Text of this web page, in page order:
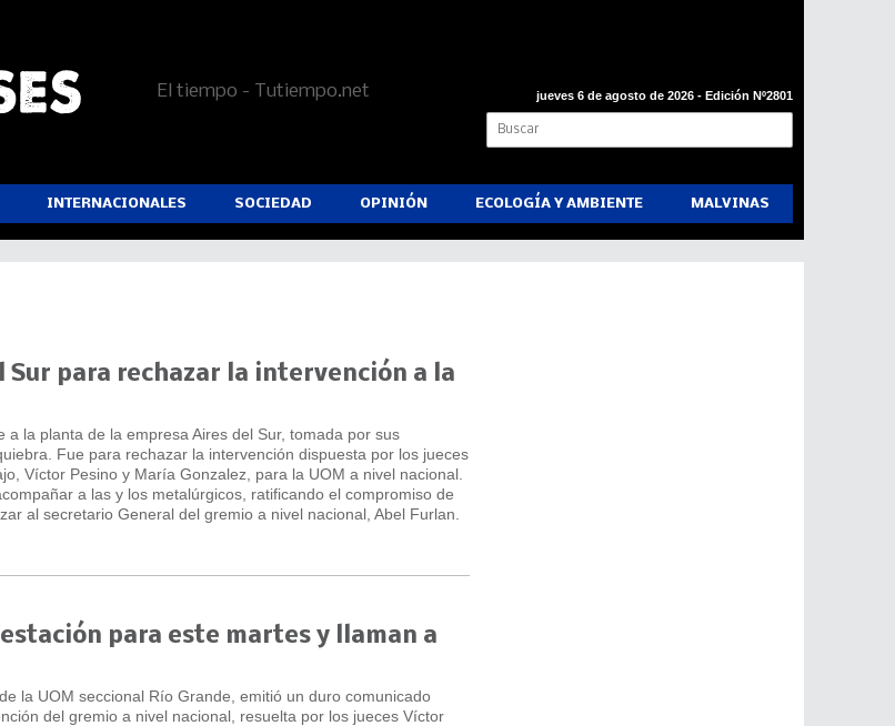
El tiempo - Tutiempo.net jueves 6 de agosto de 2026 - Edición Nº2801
INTERNACIONALES SOCIEDAD OPINIÓN ECOLOGÍA Y AMBIENTE MALVINAS
Sur para rechazar la intervención a la
la planta de la empresa Aires del Sur, tomada por sus
Fue para rechazar la intervención dispuesta por los jueces
Víctor Pesino y María Gonzalez, para la UOM a nivel nacional.
a las y los metalúrgicos, ratificando el compromiso de
al secretario General del gremio a nivel nacional, Abel Furlan.
para este martes y llaman a
la UOM seccional Río Grande, emitió un duro comunicado
del gremio a nivel nacional, resuelta por los jueces Víctor